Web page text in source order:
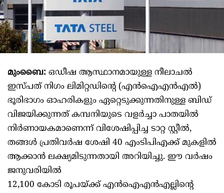
മുംബൈ: ഒഡീഷ ആസ്ഥാനമായുള്ള നീലാചൽ
ഇസ്പത് നിഗം ​​ലിമിറ്റഡിന്റെ (എൻഐഎൻഎൽ)
ഭൂരിഭാഗം ഓഹരികളും ഏറ്റെടുക്കുന്നതിനുള്ള ബിഡ്
വിജയിക്കുന്നത് കമ്പനിയുടെ വളർച്ചാ പാതയിൽ
നിർണായകമാണെന്ന് വിശേഷിപ്പിച്ച ടാറ്റ സ്റ്റീൽ,
തങ്ങൾ പ്രതിവർഷ ശേഷി 40 എംടിപിഎക്ക് മുകളിൽ
ആക്കാൻ ലക്ഷ്യമിടുന്നതായി അറിയിച്ചു. ഈ വർഷം
ജനുവരിയിൽ
12,100 കോടി രൂപയ്ക്ക് എൻഐഎൻഎല്ലിന്റെ